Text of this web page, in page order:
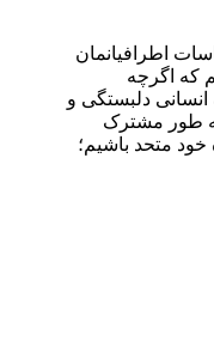
اطرافیانمان
که اگرچه
انسانی دلبستگی و
طور مشترک
خود متحد باشیم؛